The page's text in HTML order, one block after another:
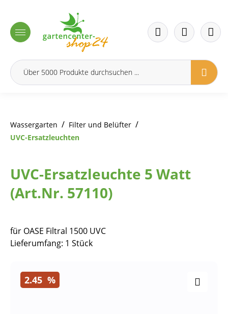
Wassergarten / Filter und Belüfter /
UVC-Ersatzleuchten
UVC-Ersatzleuchte 5 Watt
(Art.Nr. 57110)
für OASE Filtral 1500 UVC
Lieferumfang: 1 Stück
2.45 %